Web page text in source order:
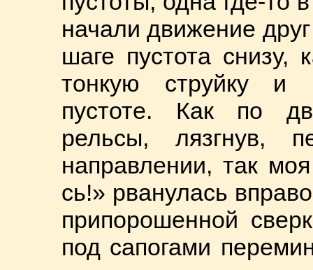
начали движение
шаге пустота снизу,
тонкую струйку и
пустоте. Как по
рельсы, лязгнув,
направлении, так
сь!» рванулась
припорошенной
под сапогами